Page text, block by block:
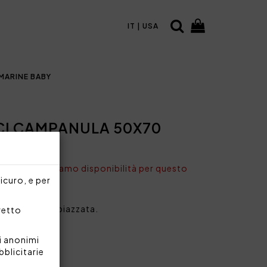
e per
anonimi
IT | USA
BABY
CAMPANULA 50X70
non abbiamo disponibilità per questo
stampa piazzata.
stampa.